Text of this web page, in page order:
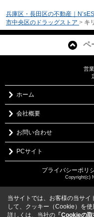
兵庫区・長田区の不動産｜
市中央区のドラッグストア > キ
ペ
営
ホーム
会社概要
お問い合わせ
PCサイト
プライバシーポリ
Copyright(c)
当サイトでは、お客様の当サイ
して、クッキー（Cookie）を使
詳しくは、当社の 「Cookieの